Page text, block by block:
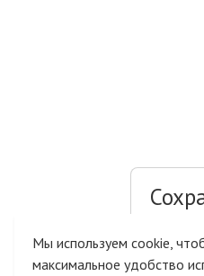
Мы используем cookie,
максимальное удобство